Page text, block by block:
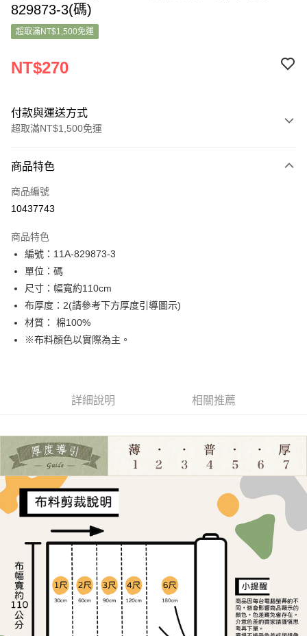
829873-3(碼)
超取滿NT$1,500免運
NT$270
付款與運送方式
超取滿NT$1,500免運
信用卡一次付款
超商取貨付款
Apple Pay
街口支付
Google Pay
大哥付你分期
相關說明
流程，驗證手機門號後，選擇欲分期的期數、繳款截止日，確認付款後即完
消。如遇「轉專審核」未通過狀況，表示未達大哥付你分期系統評分，恕無
法說明評估內容。
【繳款方式說明】
1.分期款項不併入電信帳單，「大哥付你分期」於每月結算日後寄送繳費提
醒簡訊。
2.透過簡訊連結打開帳單後，可選擇「超商條碼／台灣大直營門市／銀行轉
帳／街口支付／iPASS MONEY」等通路繳費。
【注意事項】
1.本服務係由「台灣大哥大股份有限公司」（以下簡稱本公司）所提供，讓
用戶於交易時，得透過本服務購買商品或服務，並由商店將買賣／分期付款
買賣價金債權讓與本公司後，依約使用本公司帳單繳交帳款。
2.基於同意付款使用「大哥付你分期」之契約關係目的，商店將以您的個人
資料（包含姓名、電話或地址）提供予台灣大哥大進項蒐集、處理及利用，
由本公司與您本人進行分期帳單所需資料之確認、核對及更正。
3.完整用戶服務條款，請詳閱以下連結：https://oppay.tw/userRule
【關於「AFTEE先享後付」】
１．簡單：不需註冊會員、不需綁卡、不需儲值。
２．便利：只要手機號碼，簡訊認證，即可結帳。
３．安心：先確認商品／服務後，再付款。
【「AFTEE先享後付」結帳流程】
１．於結帳方式選擇「AFTEE先享後付」後，將跳轉至「AFTEE先享後付」
結帳頁面，進行簡訊認證並確認金額後，即可完成結帳。
２．訂單成立數日內，您將收到繳費通知簡訊。
３．收到繳費通知簡訊後14天內，點擊此簡訊中的連結，可透過四大超商／
ATM／網路銀行／等多元方式進行付款，方視為交易完成。
※ 請注意：結帳手續完成當下不需立刻繳費，但若您需要取消訂單，請聯絡
購買商品的店家。未經商家同意取消之訂單仍視為有效，需透過AFTEE先享
後付繳納相關費用。
※ 交易是否成功請以「AFTEE先享後付 」之結帳頁面顯示為準，若有關於
是否繳費成功／繳費後需取消欲退款等相關疑問，請聯繫「AFTEE先享後付
客戶支援中心」 https://netprotections.freshdesk.com/support/home
運送方式
全家取貨付款
每筆NT$65，滿NT$1,500(含以上)免運費
7-11取貨付款
每筆NT$65，滿NT$1,500(含以上)免運費
每筆NT$150，滿NT$1,500(含以上)免運費
離島宅配
每筆NT$240
商品特色
商品編號
10437743
商品特色
編號：11A-829873-3
單位：碼
尺寸：幅寬約110cm
布厚度：2(請參考下方厚度引導圖示)
材質： 棉100%
※布料顏色以實際為主。
詳細說明 相關推薦